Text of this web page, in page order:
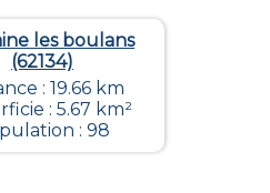
les boulans
(62134)
: 19.66 km
: 5.67 km²
: 98